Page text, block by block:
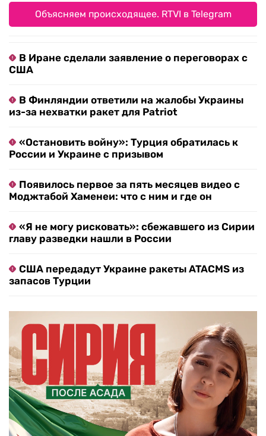
Объясняем происходящее. RTVI в Telegram
В Иране сделали заявление о переговорах с
США
В Финляндии ответили на жалобы Украины
из-за нехватки ракет для Patriot
«Остановить войну»: Турция обратилась к
России и Украине с призывом
Появилось первое за пять месяцев видео с
Моджтабой Хаменеи: что с ним и где он
«Я не могу рисковать»: сбежавшего из Сирии
главу разведки нашли в России
США передадут Украине ракеты ATACMS из
запасов Турции